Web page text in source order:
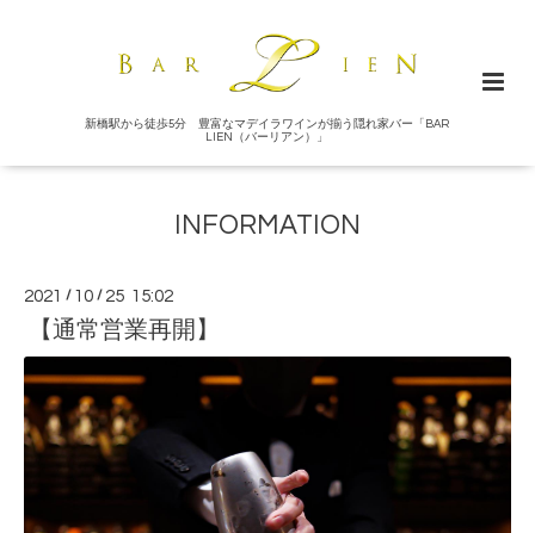
新橋駅から徒歩5分 豊富なマデイラワインが揃う隠れ家バー「BAR
LIEN（バーリアン）」
INFORMATION
2021 / 10 / 25 15:02
【通常営業再開】